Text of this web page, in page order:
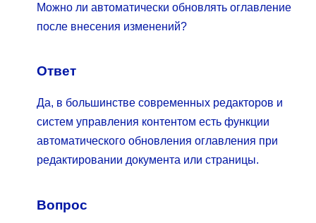
Можно ли автоматически обновлять оглавление
после внесения изменений?
Ответ
Да, в большинстве современных редакторов и
систем управления контентом есть функции
автоматического обновления оглавления при
редактировании документа или страницы.
Вопрос